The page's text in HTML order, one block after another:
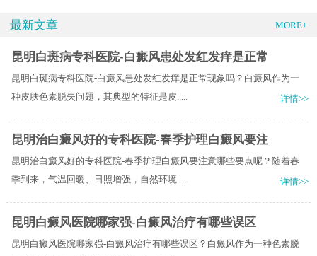
最新文章 MORE+
昆明白斑病专科医院-白癜风患处发红发痒是正常
昆明白斑病专科医院-白癜风患处发红发痒是正常现象吗？白癜风作为一
种皮肤色素脱失问题，其典型的特征是皮.....
详情>>
昆明治白癜风好的专科医院-春季护理白癜风要注
昆明治白癜风好的专科医院-春季护理白癜风要注意哪些要点呢？随着春
季到来，气温回暖、日照增强，自然环境.....
详情>>
昆明白癜风医院哪家强-白癜风治疗有哪些误区
昆明白癜风医院哪家强-白癜风治疗有哪些误区？白癜风作为一种色素脱